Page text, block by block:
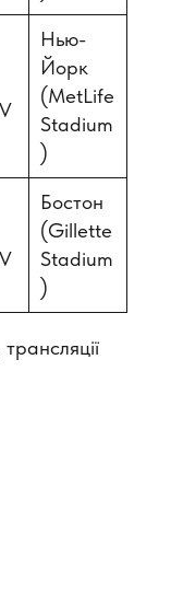
Нью-
Йорк
(MetLife
Stadium
)
Бостон
(Gillette
Stadium
)